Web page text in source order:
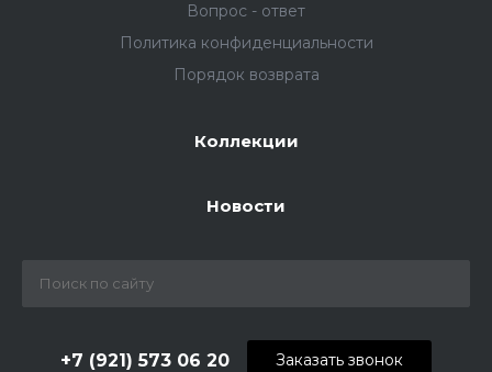
Вопрос - ответ
Политика конфиденциальности
Порядок возврата
Коллекции
Новости
+7 (921) 573 06 20 Заказать звонок